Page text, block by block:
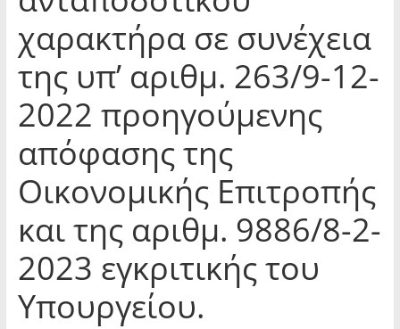
χαρακτήρα σε συνέχεια
της υπ’ αριθμ. 263/9-12-
2022 προηγούμενης
απόφασης της
Οικονομικής Επιτροπής
και της αριθμ. 9886/8-2-
2023 εγκριτικής του
Υπουργείου.